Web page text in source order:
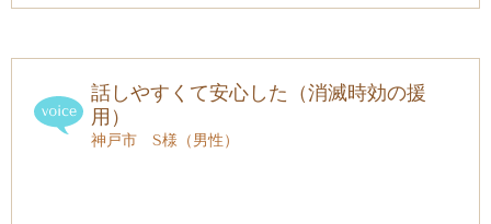
話しやすくて安心した（消滅時効の援
用）
神戸市 S様（男性）